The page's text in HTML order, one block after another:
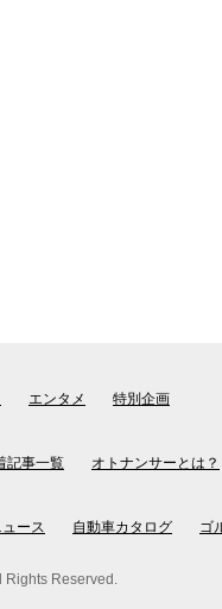
エンタメ 特別企画
記事一覧 オトナンサーとは？
ース 自動車カタログ ゴ
Rights Reserved.